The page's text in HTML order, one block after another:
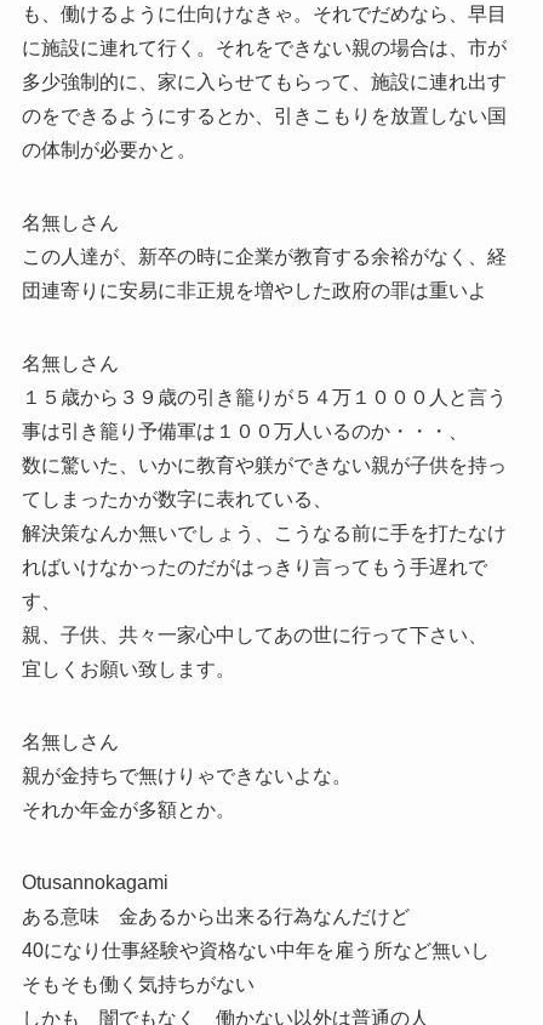
も、働けるように仕向けなきゃ。それでだめなら、早目
に施設に連れて行く。それをできない親の場合は、市が
多少強制的に、家に入らせてもらって、施設に連れ出す
のをできるようにするとか、引きこもりを放置しない国
の体制が必要かと。
名無しさん
この人達が、新卒の時に企業が教育する余裕がなく、経
団連寄りに安易に非正規を増やした政府の罪は重いよ
名無しさん
１５歳から３９歳の引き籠りが５４万１０００人と言う
事は引き籠り予備軍は１００万人いるのか・・・、
数に驚いた、いかに教育や躾ができない親が子供を持っ
てしまったかが数字に表れている、
解決策なんか無いでしょう、こうなる前に手を打たなけ
ればいけなかったのだがはっきり言ってもう手遅れで
す、
親、子供、共々一家心中してあの世に行って下さい、
宜しくお願い致します。
名無しさん
親が金持ちで無けりゃできないよな。
それか年金が多額とか。
Otusannokagami
ある意味 金あるから出来る行為なんだけど
40になり仕事経験や資格ない中年を雇う所など無いし
そもそも働く気持ちがない
しかも 闇でもなく 働かない以外は普通の人